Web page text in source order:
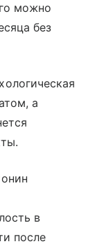
можно
без
а
в
после